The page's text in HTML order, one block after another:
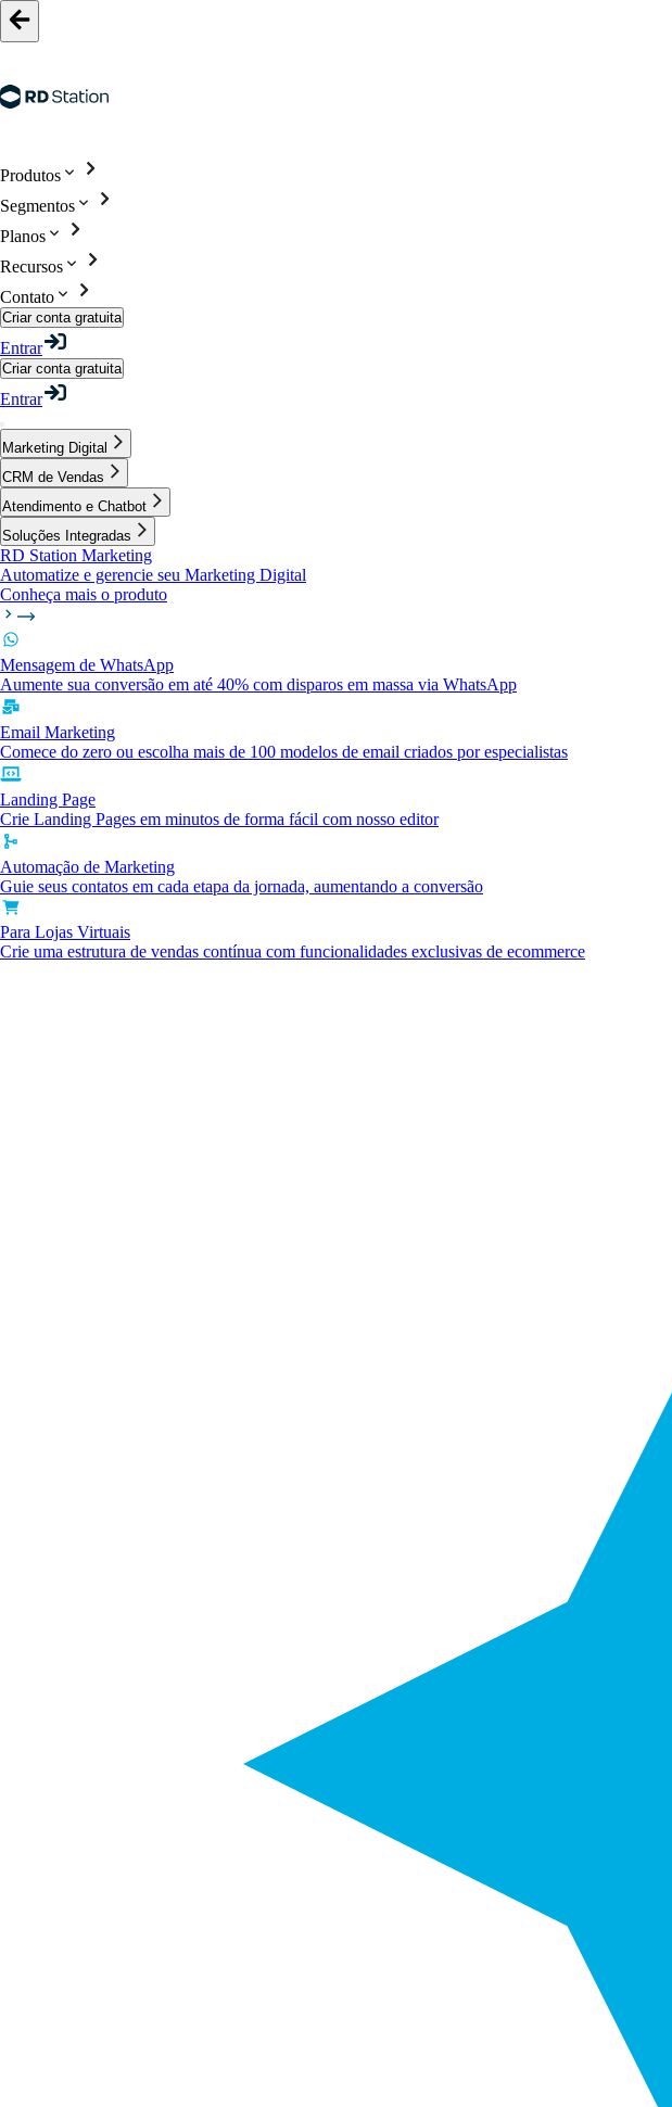
Produtos
Segmentos
Planos
Recursos
Contato
Criar conta gratuita
Entrar
Criar conta gratuita
Entrar
Marketing Digital
CRM de Vendas
Atendimento e Chatbot
Soluções Integradas
RD Station Marketing
Automatize e gerencie seu Marketing Digital
Conheça mais o produto
Mensagem de WhatsApp
Aumente sua conversão em até 40% com disparos em massa via WhatsApp
Email Marketing
Comece do zero ou escolha mais de 100 modelos de email criados por especialistas
Landing Page
Crie Landing Pages em minutos de forma fácil com nosso editor
Automação de Marketing
Guie seus contatos em cada etapa da jornada, aumentando a conversão
Para Lojas Virtuais
Crie uma estrutura de vendas contínua com funcionalidades exclusivas de ecommerce